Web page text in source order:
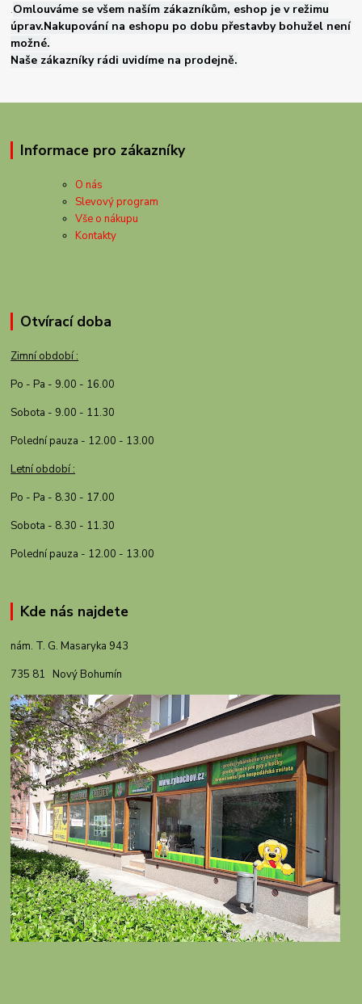
.Omlouváme se všem naším zákazníkům, eshop je v režimu
úprav.Nakupování na eshopu po dobu přestavby bohužel není
možné.
Naše zákazníky rádi uvidíme na prodejně.
Informace pro zákazníky
O nás
Slevový program
Vše o nákupu
Kontakty
Otvírací doba
Zimní období :
Po - Pa - 9.00 - 16.00
Sobota - 9.00 - 11.30
Polední pauza - 12.00 - 13.00
Letní období :
Po - Pa - 8.30 - 17.00
Sobota - 8.30 - 11.30
Polední pauza - 12.00 - 13.00
Kde nás najdete
nám. T. G. Masaryka 943
735 81 Nový Bohumín